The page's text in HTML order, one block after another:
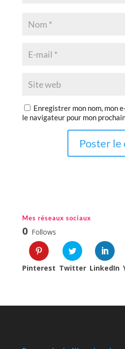
Enregistrer mon nom, mon
le navigateur pour mon
Mes réseaux sociaux
0 Follows
Pinterest Twitter LinkedIn